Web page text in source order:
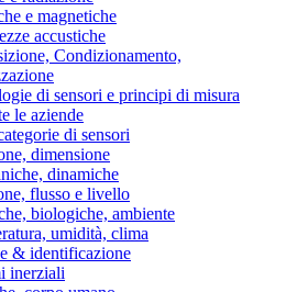
e magnetiche
accustiche
Condizionamento,
di sensori e principi di misura
le aziende
di sensori
dimensione
dinamiche
flusso e livello
biologiche, ambiente
umidità, clima
& identificazione
inerziali